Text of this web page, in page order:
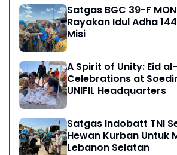
Satgas BGC 39-F
Rayakan Idul Adha
Misi
A Spirit of Unity: Eid
Celebrations at
UNIFIL Headquarters
Satgas Indobatt TNI
Hewan Kurban Untuk
Lebanon Selatan